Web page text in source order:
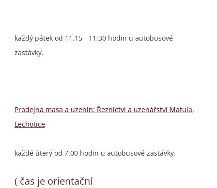
každý pátek od 11.15 - 11:30 hodin u autobusové
zastávky.
Prodejna masa a uzenin: Řeznictví a uzenářství Matula,
Lechotice
každé úterý od 7.00 hodin u autobusové zastávky.
( čas je orientační